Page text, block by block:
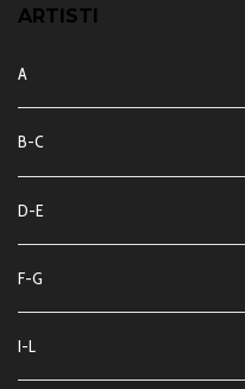
ARTISTI
A
B-C
D-E
F-G
I-L